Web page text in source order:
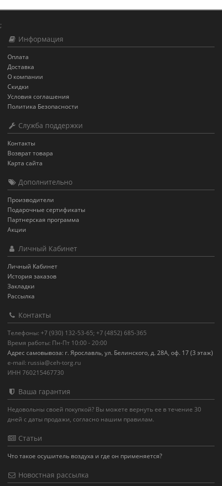
;
Информация
Оплата
Доставка
О компании
Скидки
Условия соглашения
Политика Безопасности
Служба поддержки
Контакты
Возврат товара
Карта сайта
Дополнительно
Производители
Подарочные сертификаты
Партнерская программа
Акции
Личный Кабинет
Личный Кабинет
История заказов
Закладки
Рассылка
Контакты
Телефоны: +7 (930) 132-53-65; +7 (4852) 685-365
Время работы: Пн-Пт 10:00 - 20:00
Адрес самовывоза: г. Ярославль, ул. Белинского, д. 28А, оф. 17 (3 этаж)
e-mail: russia@ceh-torg.ru
ИНН 760215467730
Ваша гарантия
Недовольны своей покупкой? Вы можете вернуть ее в течение 30
дней с даты продажи, согласно нашим правилам.
Статьи
Что такое осушитель воздуха и где он применяется?
Новостная рассылка